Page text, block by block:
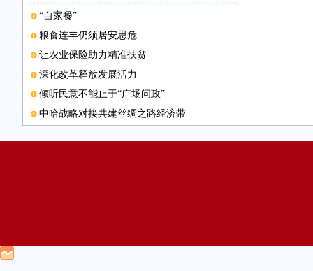
“自家餐”
粮食连丰仍须居安思危
让农业保险助力精准扶贫
深化改革释放发展活力
倾听民意不能止于“广场问政”
中哈战略对接共建丝绸之路经济带